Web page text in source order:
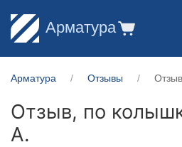
Арматура
Арматура Отзывы
Отзыв, по
А.